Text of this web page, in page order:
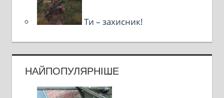
Ти – захисник!
НАЙПОПУЛЯРНІШЕ